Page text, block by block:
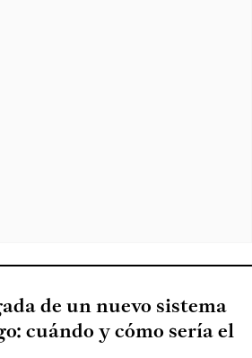
de un nuevo sistema
cuándo y cómo sería el